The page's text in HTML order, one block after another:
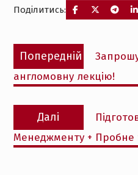
Поділитись:
Навігація
записів
Попередній
запис:
англомовну лекцію!
Далі
Наступний
запис:
Менеджменту + Пробне